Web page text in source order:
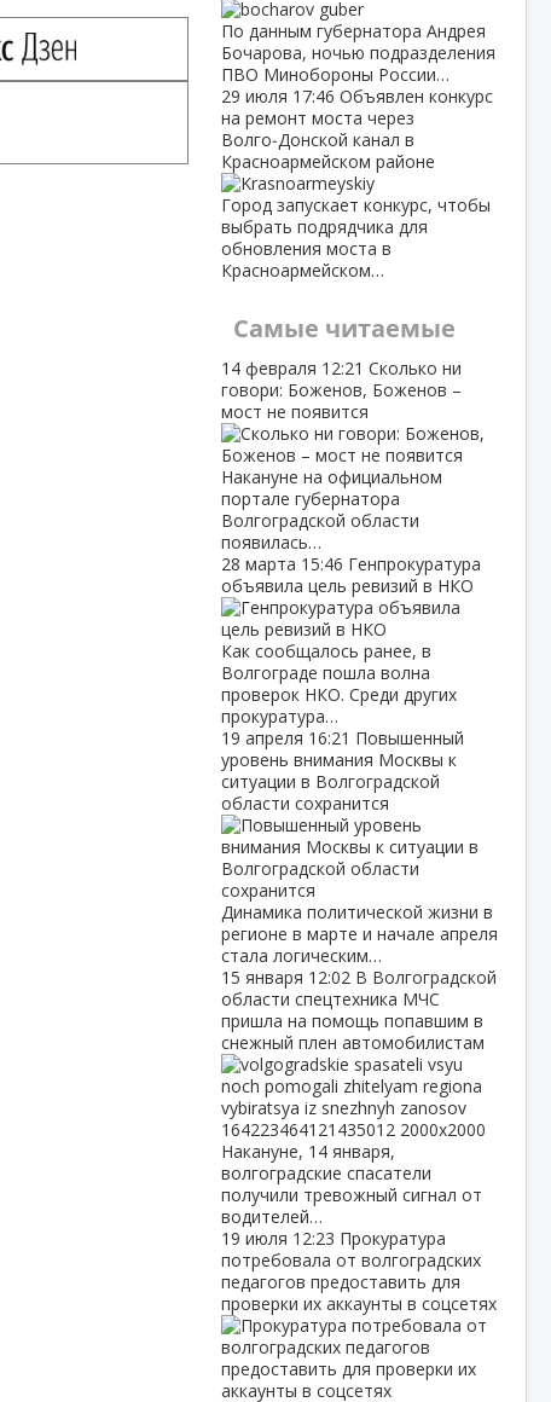
По данным губернатора Андрея
Бочарова, ночью подразделения
ПВО Минобороны России…
29 июля 17:46 Объявлен конкурс
на ремонт моста через
Волго‑Донской канал в
Красноармейском районе
Город запускает конкурс, чтобы
выбрать подрядчика для
обновления моста в
Красноармейском…
Самые читаемые
14 февраля 12:21 Сколько ни
говори: Боженов, Боженов –
мост не появится
Накануне на официальном
портале губернатора
Волгоградской области
появилась…
28 марта 15:46 Генпрокуратура
объявила цель ревизий в НКО
Как сообщалось ранее, в
Волгограде пошла волна
проверок НКО. Среди других
прокуратура…
19 апреля 16:21 Повышенный
уровень внимания Москвы к
ситуации в Волгоградской
области сохранится
Динамика политической жизни в
регионе в марте и начале апреля
стала логическим…
15 января 12:02 В Волгоградской
области спецтехника МЧС
пришла на помощь попавшим в
снежный плен автомобилистам
Накануне, 14 января,
волгоградские спасатели
получили тревожный сигнал от
водителей…
19 июля 12:23 Прокуратура
потребовала от волгоградских
педагогов предоставить для
проверки их аккаунты в соцсетях